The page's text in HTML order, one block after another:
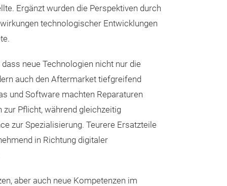
Ergänzt wurden die Perspektiven durch
technologischer Entwicklungen
neue Technologien nicht nur die
auch den Aftermarket tiefgreifend
und Software machten Reparaturen
Pflicht, während gleichzeitig
zur Spezialisierung. Teurere Ersatzteile
in Richtung digitaler
aber auch neue Kompetenzen im